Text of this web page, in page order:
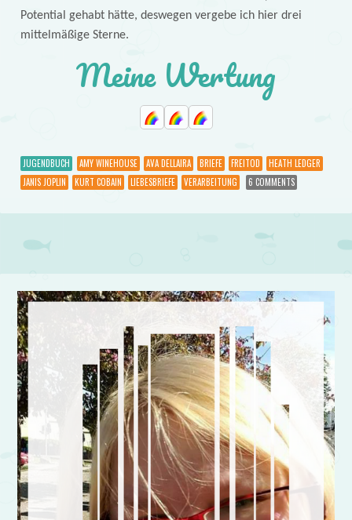
Potential gehabt hätte, deswegen vergebe ich hier drei
mittelmäßige Sterne.
Meine Wertung
JUGENDBUCH AMY WINEHOUSE AVA DELLAIRA BRIEFE FREITOD
HEATH LEDGER
JANIS JOPLIN
KURT COBAIN LIEBESBRIEFE VERARBEITUNG 6 COMMENTS
Post navigation